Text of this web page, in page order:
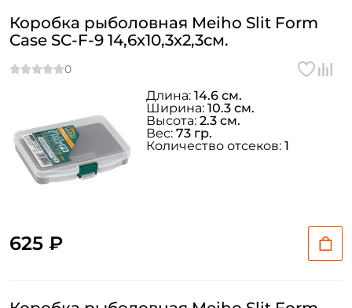
Коробка рыболовная Meiho Slit Form
Case SC-F-9 14,6x10,3x2,3см.
625 ₽
Длина: 14.6 см.
Ширина: 10.3 см.
Высота: 2.3 см.
Вес: 73 гр.
Количество отсеков: 1